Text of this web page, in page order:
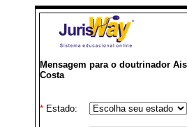
Mensagem para o doutrinador
Costa
*Estado: